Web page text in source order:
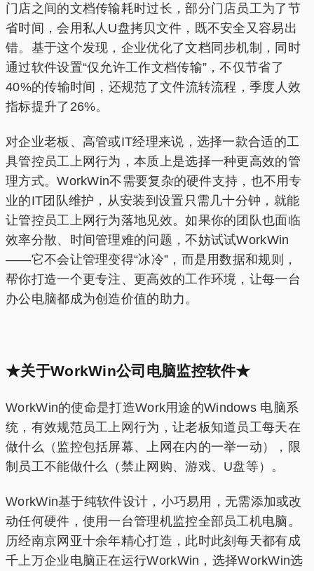
门店之间的文档传输耗时过长，部分门店员工为了节
省时间，会用私人U盘拷贝文件，既不安全又容易出
错。基于这个发现，企业优化了文档同步机制，同时
通过软件设置“仅允许工作文档传输”，不仅节省了
40%的传输时间，还规范了文件流转流程，季度人效
指标提升了26%。
对企业老板、高管或IT经理来说，选择一款合适的工
具管控员工上网行为，本质上是选择一种更高效的管
理方式。WorkWin不需要复杂的硬件支持，也不用专
业的IT团队维护，从安装到设置只需几十分钟，就能
让管控员工上网行为落地见效。如果你的团队也面临
效率分散、时间管理难的问题，不妨试试WorkWin
——它不会让管理变得“冰冷”，而是用数据和规则，
帮你打造一个更专注、更高效的工作环境，让每一台
办公电脑都成为创造价值的助力。
★关于WorkWin公司电脑监控软件★
WorkWin的使命是打造Work用途的Windows 电脑系
统，有效规范员工上网行为，让老板知道员工每天在
做什么（监控包括屏幕、上网在内的一举一动），限
制员工不能做什么（禁止网购、游戏、U盘等）。
WorkWin基于纯软件设计，小巧易用，无需添加或改
动任何硬件，使用一台管理机监控全部员工机电脑。
历经南京网亚十余年精心打造，此时此刻每天都有成
千上万企业电脑正在运行WorkWin，选择WorkWin选